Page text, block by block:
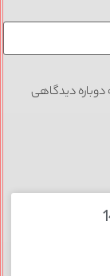
دوباره دیدگاهی